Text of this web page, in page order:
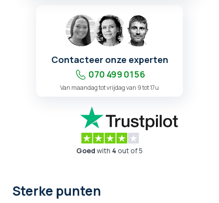
Contacteer onze experten
070 499 01 56
Van maandag tot vrijdag van 9 tot 17u
Goed with 4 out of 5
Sterke punten